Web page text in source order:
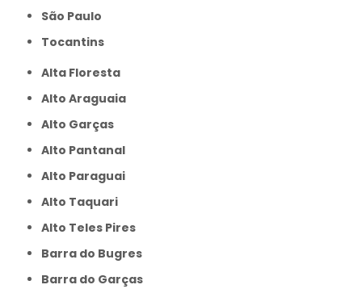
São Paulo
Tocantins
Alta Floresta
Alto Araguaia
Alto Garças
Alto Pantanal
Alto Paraguai
Alto Taquari
Alto Teles Pires
Barra do Bugres
Barra do Garças